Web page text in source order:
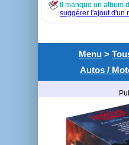
Il manque un album
suggérer l'ajout d'un
Menu >
Autos /